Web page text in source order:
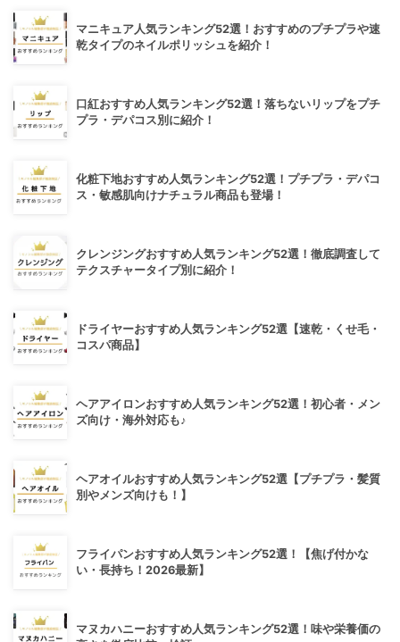
マニキュア人気ランキング52選！おすすめのプチプラや速
乾タイプのネイルポリッシュを紹介！
口紅おすすめ人気ランキング52選！落ちないリップをプチ
プラ・デパコス別に紹介！
化粧下地おすすめ人気ランキング52選！プチプラ・デパコ
ス・敏感肌向けナチュラル商品も登場！
クレンジングおすすめ人気ランキング52選！徹底調査して
テクスチャータイプ別に紹介！
ドライヤーおすすめ人気ランキング52選【速乾・くせ毛・
コスパ商品】
ヘアアイロンおすすめ人気ランキング52選！初心者・メン
ズ向け・海外対応も♪
ヘアオイルおすすめ人気ランキング52選【プチプラ・髪質
別やメンズ向けも！】
フライパンおすすめ人気ランキング52選！【焦げ付かな
い・長持ち！2026最新】
マヌカハニーおすすめ人気ランキング52選！味や栄養価の